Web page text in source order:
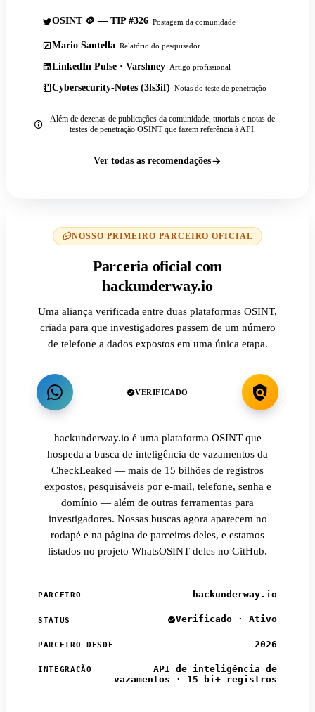
OSINT 🪙 — TIP #326 Postagem da comunidade
Mario Santella Relatório do pesquisador
LinkedIn Pulse · Varshney Artigo profissional
Cybersecurity-Notes (3ls3if) Notas do teste de penetração
Além de dezenas de publicações da comunidade, tutoriais e notas de
testes de penetração OSINT que fazem referência à API.
Ver todas as recomendações
NOSSO PRIMEIRO PARCEIRO OFICIAL
Parceria oficial com
hackunderway.io
Uma aliança verificada entre duas plataformas OSINT,
criada para que investigadores passem de um número
de telefone a dados expostos em uma única etapa.
VERIFICADO
hackunderway.io é uma plataforma OSINT que
hospeda a busca de inteligência de vazamentos da
CheckLeaked — mais de 15 bilhões de registros
expostos, pesquisáveis por e-mail, telefone, senha e
domínio — além de outras ferramentas para
investigadores. Nossas buscas agora aparecem no
rodapé e na página de parceiros deles, e estamos
listados no projeto WhatsOSINT deles no GitHub.
PARCEIRO hackunderway.io
STATUS Verificado · Ativo
PARCEIRO DESDE 2026
INTEGRAÇÃO
API de inteligência de
vazamentos · 15 bi+ registros